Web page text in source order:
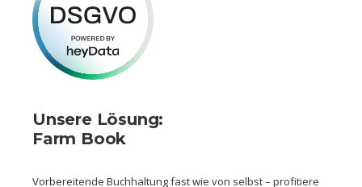
Unsere Lösung:
Farm Book
Vorbereitende Buchhaltung fast wie von selbst – profitiere